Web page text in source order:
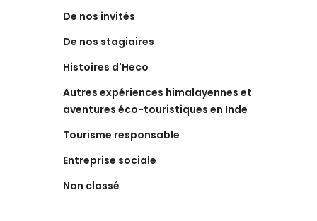
De nos invités
De nos stagiaires
Histoires d'Heco
Autres expériences himalayennes et
aventures éco-touristiques en Inde
Tourisme responsable
Entreprise sociale
Non classé